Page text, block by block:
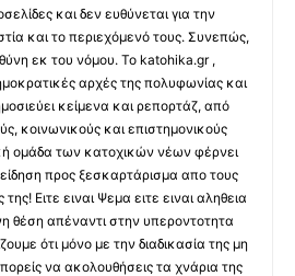
και δεν ευθύνεται για την
και το περιεχόμενό τους. Συνεπώς,
εκ του νόμου. Το katohika.gr ,
αρχές της πολυφωνίας και
κείμενα και ρεπορτάζ, από
κοινωνικούς και επιστημονικούς
ομάδα των κατοχικών νέων φέρνει
προς ξεσκαρτάρισμα απο τους
Ειτε ειναι Ψεμα ειτε ειναι αληθεια
θέση απέναντι στην υπεροντοτητα
ότι μόνο με την διαδικασία της μη
να ακολουθήσεις τα χνάρια της